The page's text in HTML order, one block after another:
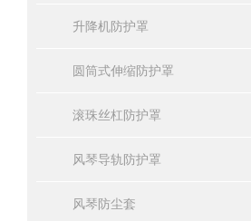
升降机防护罩
圆筒式伸缩防护罩
滚珠丝杠防护罩
风琴导轨防护罩
风琴防尘套